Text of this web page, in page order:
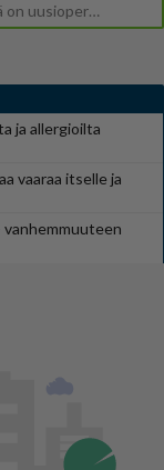
Miten selvittäisitte seuraavan ongelman, meillä on uusioperhe, minulla teini-ikäiset lapset ja puolisolla aikuiset, jotk
ja allergioilta
vaaraa itselle ja
vanhemmuuteen